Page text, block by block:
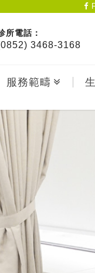
所電話：
3468-3168
服務範疇